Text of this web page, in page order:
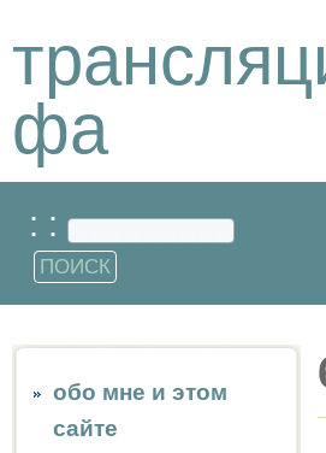
фа
: :
обо мне и этом
сайте